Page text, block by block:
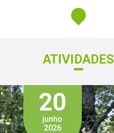
ATIVIDADES
20
junho
2026